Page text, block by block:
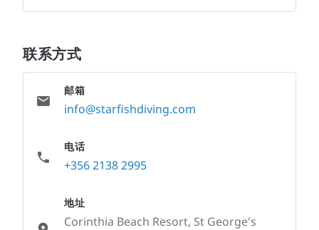
联系方式
邮箱
info@starfishdiving.com
电话
+356 2138 2995
地址
Corinthia Beach Resort, St George's